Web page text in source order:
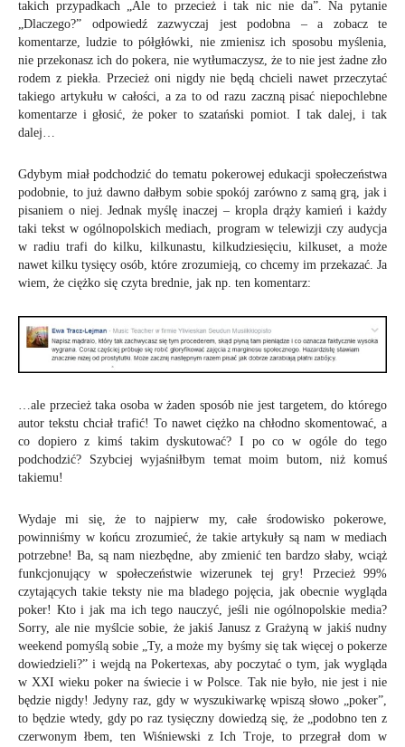
takich przypadkach „Ale to przecież i tak nic nie da”. Na pytanie
„Dlaczego?” odpowiedź zazwyczaj jest podobna – a zobacz te
komentarze, ludzie to półgłówki, nie zmienisz ich sposobu myślenia,
nie przekonasz ich do pokera, nie wytłumaczysz, że to nie jest żadne zło
rodem z piekła. Przecież oni nigdy nie będą chcieli nawet przeczytać
takiego artykułu w całości, a za to od razu zaczną pisać niepochlebne
komentarze i głosić, że poker to szatański pomiot. I tak dalej, i tak
dalej…
Gdybym miał podchodzić do tematu pokerowej edukacji społeczeństwa
podobnie, to już dawno dałbym sobie spokój zarówno z samą grą, jak i
pisaniem o niej. Jednak myślę inaczej – kropla drąży kamień i każdy
taki tekst w ogólnopolskich mediach, program w telewizji czy audycja
w radiu trafi do kilku, kilkunastu, kilkudziesięciu, kilkuset, a może
nawet kilku tysięcy osób, które zrozumieją, co chcemy im przekazać. Ja
wiem, że ciężko się czyta brednie, jak np. ten komentarz:
…ale przecież taka osoba w żaden sposób nie jest targetem, do którego
autor tekstu chciał trafić! To nawet ciężko na chłodno skomentować, a
co dopiero z kimś takim dyskutować? I po co w ogóle do tego
podchodzić? Szybciej wyjaśniłbym temat moim butom, niż komuś
takiemu!
Wydaje mi się, że to najpierw my, całe środowisko pokerowe,
powinniśmy w końcu zrozumieć, że takie artykuły są nam w mediach
potrzebne! Ba, są nam niezbędne, aby zmienić ten bardzo słaby, wciąż
funkcjonujący w społeczeństwie wizerunek tej gry! Przecież 99%
czytających takie teksty nie ma bladego pojęcia, jak obecnie wygląda
poker! Kto i jak ma ich tego nauczyć, jeśli nie ogólnopolskie media?
Sorry, ale nie myślcie sobie, że jakiś Janusz z Grażyną w jakiś nudny
weekend pomyślą sobie „Ty, a może my byśmy się tak więcej o pokerze
dowiedzieli?” i wejdą na Pokertexas, aby poczytać o tym, jak wygląda
w XXI wieku poker na świecie i w Polsce. Tak nie było, nie jest i nie
będzie nigdy! Jedyny raz, gdy w wyszukiwarkę wpiszą słowo „poker”,
to będzie wtedy, gdy po raz tysięczny dowiedzą się, że „podobno ten z
czerwonym łbem, ten Wiśniewski z Ich Troje, to przegrał dom w